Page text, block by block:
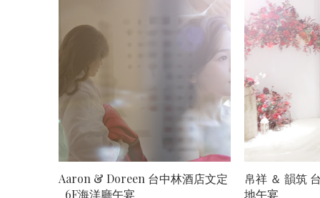
Aaron & Doreen 台中林酒店文定
_6F海洋廳午宴
帛祥 ＆ 韻筑
地午宴